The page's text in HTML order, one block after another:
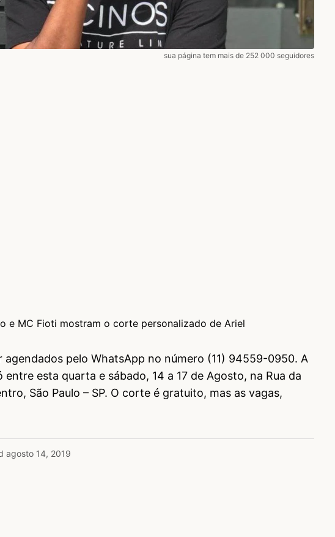
sua página tem mais de 252 000 seguidores
e MC Fioti mostram o corte personalizado de Ariel
agendados pelo WhatsApp no número (11) 94559-0950. A
entre esta quarta e sábado, 14 a 17 de Agosto, na Rua da
São Paulo – SP. O corte é gratuito, mas as vagas,
agosto 14, 2019